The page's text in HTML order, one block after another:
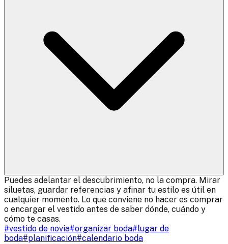
Puedes adelantar el descubrimiento, no la compra. Mirar
siluetas, guardar referencias y afinar tu estilo es útil en
cualquier momento. Lo que conviene no hacer es comprar
o encargar el vestido antes de saber dónde, cuándo y
cómo te casas.
#vestido de novia#organizar boda#lugar de
boda#planificación#calendario boda